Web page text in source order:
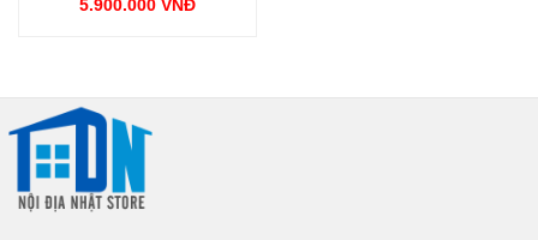
5.900.000 VNĐ